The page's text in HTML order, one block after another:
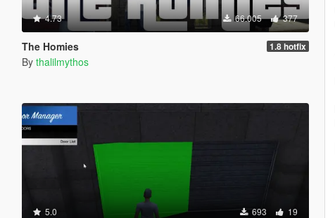
4.73 66.005 377
The Homies 1.8 hotfix
By thalilmythos
5.0 693 19